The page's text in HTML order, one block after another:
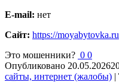
E-mail: нет
Сайт: https://moyabytovka.ru
Это мошенники? 0 0
Опубликовано 20.05.2026
сайты, интернет (жалобы) |